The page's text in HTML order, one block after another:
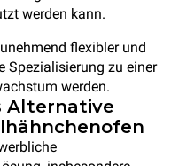
werden kann.
flexibler und
Spezialisierung zu einer
werden.
Alternative